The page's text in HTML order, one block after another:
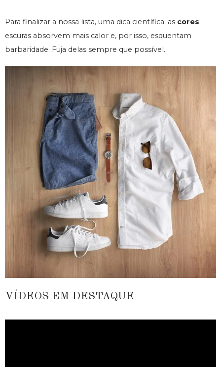
Para finalizar a nossa lista, uma dica científica: as cores
escuras absorvem mais calor e, por isso, esquentam
barbaridade. Fuja delas sempre que possível.
VÍDEOS EM DESTAQUE